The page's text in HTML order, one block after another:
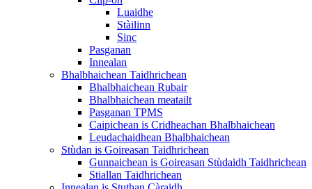
Luaidhe
Stàilinn
Sinc
Pasganan
Innealan
Bhalbhaichean Taidhrichean
Bhalbhaichean Rubair
Bhalbhaichean meatailt
Pasganan TPMS
Caipichean is Cridheachan Bhalbhaichean
Leudachaidhean Bhalbhaichean
Stùdan is Goireasan Taidhrichean
Gunnaichean is Goireasan Stùdaidh Taidhrichean
Stiallan Taidhrichean